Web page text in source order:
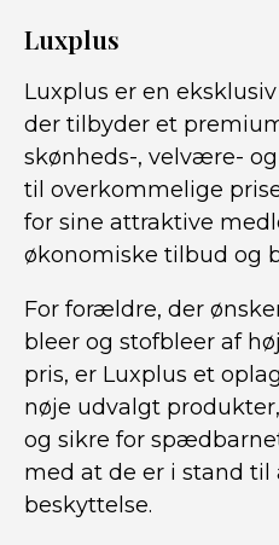
Luxplus
Luxplus er en
der tilbyder et
skønheds-, velvære-
til overkommelige
for sine attraktive
økonomiske tilbud og
For forældre, der
bleer og stofbleer af
pris, er Luxplus et
nøje udvalgt
og sikre for
med at de er i stand til
beskyttelse.